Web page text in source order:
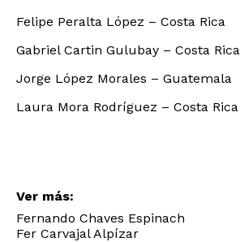
Felipe Peralta López – Costa Rica
Gabriel Cartin Gulubay – Costa Rica
Jorge López Morales – Guatemala
Laura Mora Rodríguez – Costa Rica
Ver más:
Fernando Chaves Espinach
Fer Carvajal Alpízar